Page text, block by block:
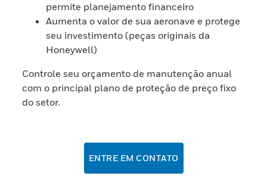
permite planejamento financeiro
Aumenta o valor de sua aeronave e protege
seu investimento (peças originais da
Honeywell)
Controle seu orçamento de manutenção anual
com o principal plano de proteção de preço fixo
do setor.
ENTRE EM CONTATO